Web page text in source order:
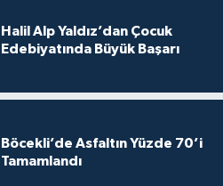
Halil Alp Yaldız’dan Çocuk
Edebiyatında Büyük Başarı
Böcekli’de Asfaltın Yüzde 70’i
Tamamlandı